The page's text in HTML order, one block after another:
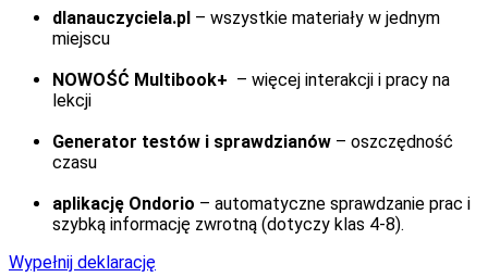
dlanauczyciela.pl – wszystkie materiały w jednym
miejscu
NOWOŚĆ Multibook+ – więcej interakcji i pracy na
lekcji
Generator testów i sprawdzianów – oszczędność
czasu
aplikację Ondorio – automatyczne sprawdzanie prac i
szybką informację zwrotną (dotyczy klas 4-8).
Wypełnij deklarację